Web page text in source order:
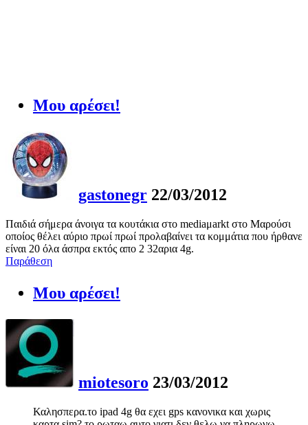
Μου αρέσει!
gastonegr 22/03/2012
Παιδιά σήμερα άνοιγα τα κουτάκια στο mediaμarkt στο Μαρούσι
οποίος θέλει αύριο πρωί πρωί προλαβαίνει τα κομμάτια που ήρθανε
είναι 20 όλα άσπρα εκτός απο 2 32αρια 4g.
Παράθεση
Μου αρέσει!
miotesoro 23/03/2012
Καλησπερα.το ipad 4g θα εχει gps κανονικα και χωρις